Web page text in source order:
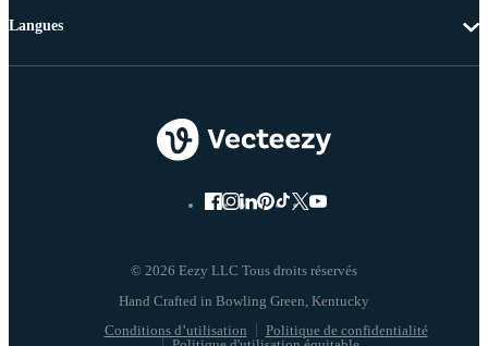
© 2026 Eezy LLC Tous droits réservés
Conditions d’utilisation
Politique de confidentialité
Langues